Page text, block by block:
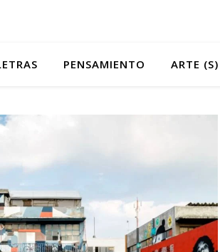
PENSAMIENTO ARTE (S)